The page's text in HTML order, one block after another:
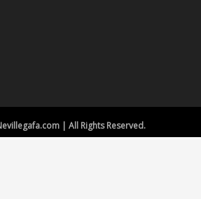
| All Rights Reserved.